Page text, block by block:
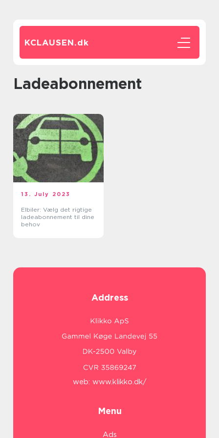
KCLAUSEN.dk
Ladeabonnement
13. July 2023
Elbiler: Vælg det rigtige
ladeabonnement til dine
behov
Address
web: www.klikko.dk/
Menu
Ads